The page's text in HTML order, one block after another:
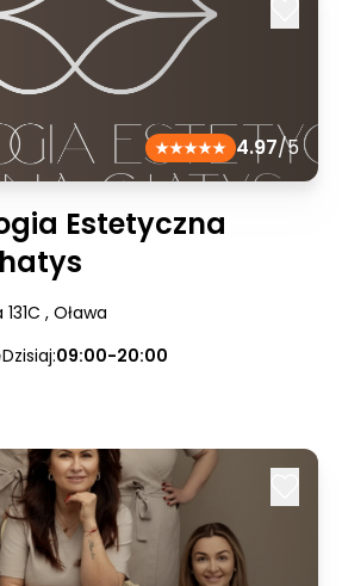
4.97/5
Estetyczna
, Oława
Dzisiaj:09:00-20:00